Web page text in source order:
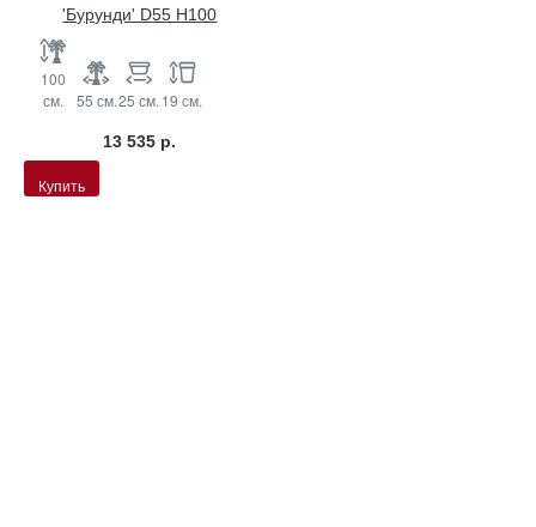
'Бурунди' D55 H100
100
см.
55 см.25 см. 19 см.
13 535 р.
Купить